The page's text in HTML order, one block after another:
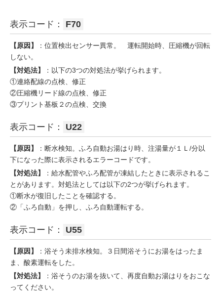
表示コード： F70
【原因】
：位置検出センサー異常。 運転開始時、圧縮機が回転
しない。
【対処法】
：以下の3つの対処法が挙げられます。
①連絡配線の点検、修正
②圧縮機リード線の点検、修正
③プリント基板２の点検、交換
表示コード： U22
【原因】
：断水検知。ふろ自動お湯はり時、注湯量が１Ｌ/分以
下になった際に表示されるエラーコードです。
【対処法】
：給水配管やふろ配管が凍結したときに表示されるこ
とがあります。対処法としては以下の2つが挙げられます。
①断水が復旧したことを確認する。
②「ふろ自動」を押し、ふろ自動運転する。
表示コード： U55
【原因】
：浴そう未排水検知。３日間浴そうにお湯をはったま
ま、酸素運転をした。
【対処法】
：浴そうのお湯を抜いて、再度自動お湯はりをおこな
ってください。